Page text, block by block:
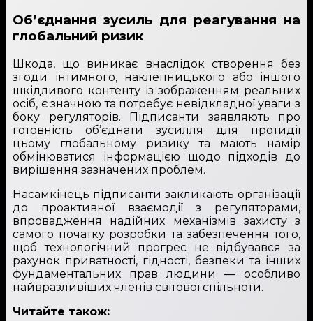
Об’єднання зусиль для реагування на
глобальний ризик
Шкода, що виникає внаслідок створення без
згоди інтимного, наклепницького або іншого
шкідливого контенту із зображенням реальних
осіб, є значною та потребує невідкладної уваги з
боку регуляторів. Підписанти заявляють про
готовність об’єднати зусилля для протидії
цьому глобальному ризику та мають намір
обмінюватися інформацією щодо підходів до
вирішення зазначених проблем.
Насамкінець підписанти закликають організації
до проактивної взаємодії з регуляторами,
впровадження надійних механізмів захисту з
самого початку розробки та забезпечення того,
щоб технологічний прогрес не відбувався за
рахунок приватності, гідності, безпеки та інших
фундаментальних прав людини — особливо
найвразливіших членів світової спільноти.
Читайте також: